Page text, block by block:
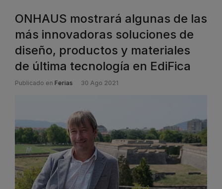
ONHAUS mostrará algunas de las
más innovadoras soluciones de
diseño, productos y materiales
de última tecnología en EdiFica
Publicado en Ferias 30 Ago 2021